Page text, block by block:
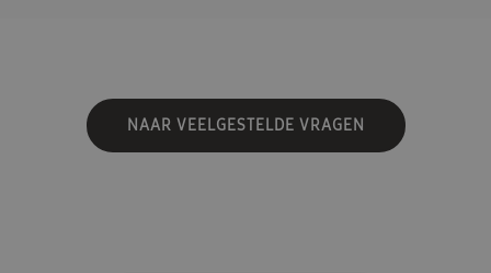
NAAR VEELGESTELDE VRAGEN